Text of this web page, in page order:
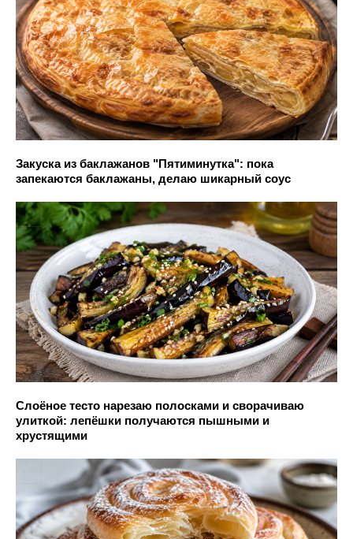
Закуска из баклажанов "Пятиминутка": пока
запекаются баклажаны, делаю шикарный соус
Слоёное тесто нарезаю полосками и сворачиваю
улиткой: лепёшки получаются пышными и
хрустящими